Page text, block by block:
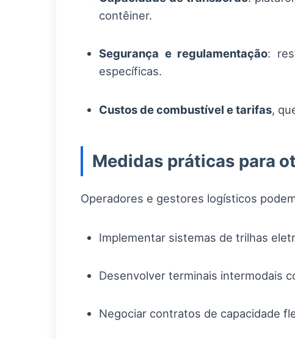
contêiner.
Segurança e regulamentação:
específicas.
Custos de combustível e tarifas,
Medidas práticas para
Operadores e gestores logísticos
Implementar sistemas de trilhas
Desenvolver terminais intermodais
Negociar contratos de capacidade